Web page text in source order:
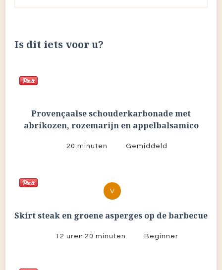
Is dit iets voor u?
Provençaalse schouderkarbonade met
abrikozen, rozemarijn en appelbalsamico
20 minuten Gemiddeld
V
Skirt steak en groene asperges op de barbecue
12 uren 20 minuten Beginner